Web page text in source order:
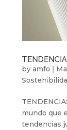
by amfo |
mundo que
tendencias